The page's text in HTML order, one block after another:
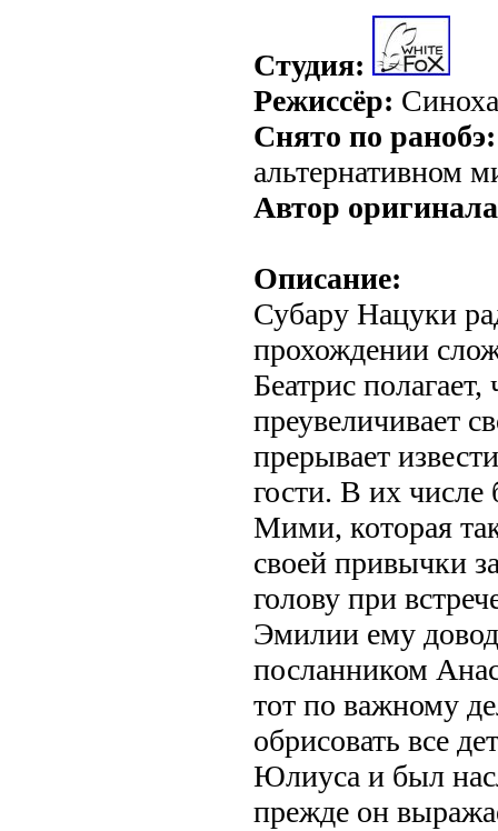
Студия:
Режиссёр:
Снято по ранобэ:
альтернативном
Автор
Описание:
Субару Нацуки
прохождении
Беатрис
преувеличивает
прерывает
гости. В их числе
Мими, которая
своей привычки
голову при
Эмилии ему
посланником
тот по важному
обрисовать все
Юлиуса и был
прежде он